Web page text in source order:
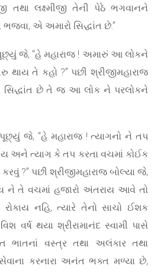
તથા લક્ષ્મીજી તેની પેઠે ભગવાનને
એ અમારો સિદ્ધાંત છે.”
જે, “હે મહારાજ ! અમારું આ લોકને
થાય તે કહો ?” પછી શ્રીજીમહારાજ
છે તે જ આ લોક ને પરલોકને
પૂછ્યું જે, “હે મહારાજ ! ત્યાગનો ને તપ
અને ત્યાગ કે તપ કરતા વચમાં કોઈક
?” પછી શ્રીજીમહારાજ બોલ્યા જે,
ને તે વચમાં હજારો અંતરાય આવે તો
નહિ, ત્યારે તેનો સાચો ઈશક
વર્ષ થયા શ્રીરામાનંદ સ્વામી પાસે
વસ્ત્ર તથા અલંકાર તથા
કરનારા અનંત ભક્ત મળ્યા છે,